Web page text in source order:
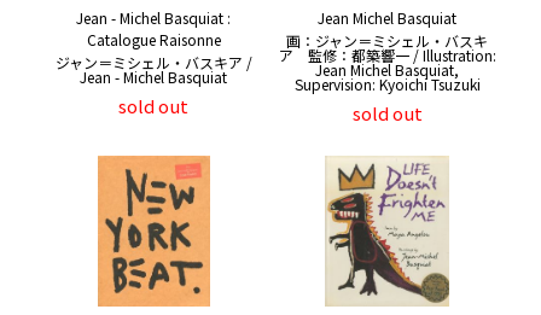
Jean - Michel Basquiat :
Catalogue Raisonne
ジャン＝ミシェル・バスキア /
Jean - Michel Basquiat
sold out
Jean Michel Basquiat
画：ジャン＝ミシェル・バスキ
ア 監修：都築響一 / Illustration:
Jean Michel Basquiat,
Supervision: Kyoichi Tsuzuki
sold out